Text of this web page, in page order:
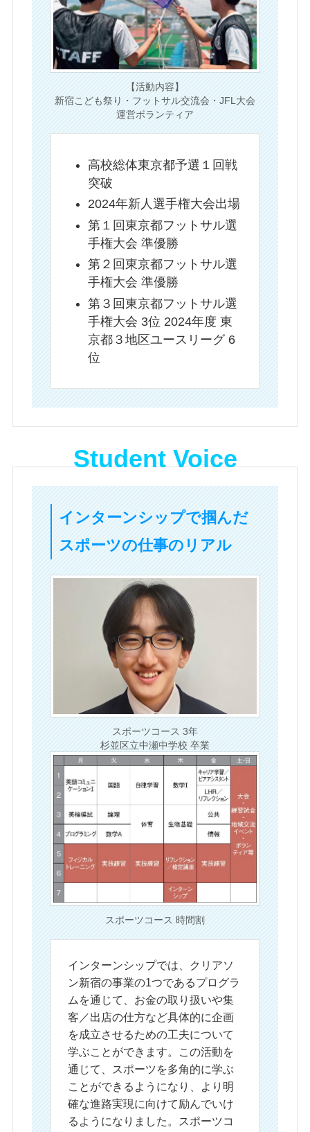
【活動内容】
新宿こども祭り・フットサル交流会・JFL大会
運営ボランティア
高校総体東京都予選１回戦
突破
2024年新人選手権大会出場
第１回東京都フットサル選
手権大会 準優勝
第２回東京都フットサル選
手権大会 準優勝
第３回東京都フットサル選
手権大会 3位 2024年度 東
京都３地区ユースリーグ 6
位
Student Voice
インターンシップで掴んだ
スポーツの仕事のリアル
スポーツコース 3年
杉並区立中瀬中学校 卒業
スポーツコース 時間割
インターンシップでは、クリアソ
ン新宿の事業の1つであるプログラ
ムを通じて、お金の取り扱いや集
客／出店の仕方など具体的に企画
を成立させるための工夫について
学ぶことができます。この活動を
通じて、スポーツを多角的に学ぶ
ことができるようになり、より明
確な進路実現に向けて励んでいけ
るようになりました。スポーツコ